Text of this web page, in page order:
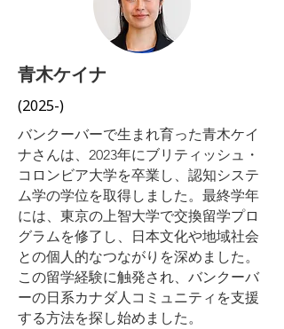
青木ケイナ
(2025-)
バンクーバーで生まれ育った青木ケイ
ナさんは、2023年にブリティッシュ・
コロンビア大学を卒業し、認知システ
ム学の学位を取得しました。最終学年
には、東京の上智大学で交換留学プロ
グラムを修了し、日本文化や地域社会
との個人的なつながりを深めました。
この留学経験に触発され、バンクーバ
ーの日系カナダ人コミュニティを支援
する方法を探し始めました。